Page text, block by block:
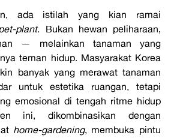
ada istilah yang kian ramai
plant. Bukan hewan peliharaan,
— melainkan tanaman yang
teman hidup. Masyarakat Korea
banyak yang merawat tanaman
untuk estetika ruangan, tetapi
emosional di tengah ritme hidup
ini, dikombinasikan dengan
home-gardening, membuka pintu